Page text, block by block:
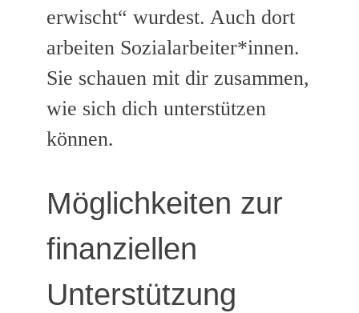
erwischt“ wurdest. Auch dort
arbeiten Sozialarbeiter*innen.
Sie schauen mit dir zusammen,
wie sich dich unterstützen
können.
Möglichkeiten zur
finanziellen
Unterstützung